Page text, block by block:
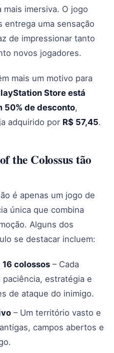
imersiva. O jogo
entrega uma sensação
de impressionar tanto
novos jogadores.
mais um motivo para
Store está
50% de desconto,
adquirido por R$ 57,45.
the Colossus tão
é apenas um jogo de
única que combina
Alguns dos
se destacar incluem:
colossos– Cada
estratégia e
de ataque do inimigo.
– Um território vasto e
campos abertos e